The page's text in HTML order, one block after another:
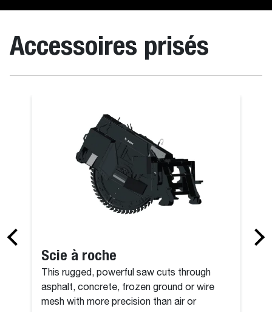
Accessoires prisés
Scie à roche
This rugged, powerful saw cuts through
asphalt, concrete, frozen ground or wire
mesh with more precision than air or